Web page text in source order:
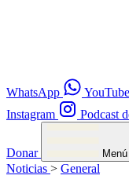
WhatsApp
Instagram
Podcast
Donar Menú
Noticias > General